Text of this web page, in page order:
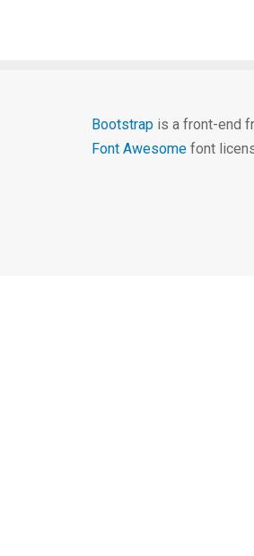
Bootstrap is a front-end
Font Awesome font